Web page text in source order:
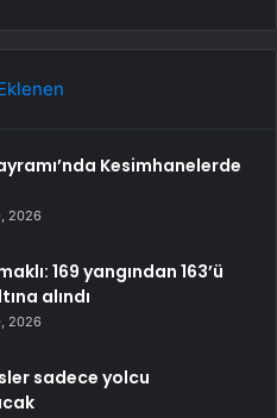
Kesimhanelerde
2026
169 yangından 163’ü
alındı
2026
sadece yolcu